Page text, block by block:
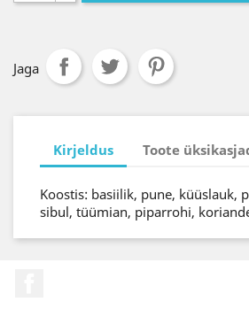
Jaga
Kirjeldus Toote
Koostis: basiilik, pune, küüslauk,
sibul, tüümian, piparrohi,